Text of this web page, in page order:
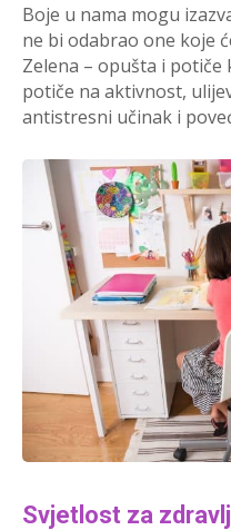
Boje u nama mogu
ne bi odabrao one koje
Zelena – opušta i
potiče na aktivnost,
antistresni učinak i
Svjetlost za